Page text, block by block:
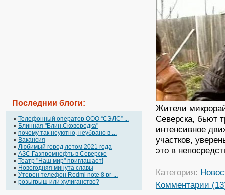
Последнии блоги:
» Телефонный оператор OOO “СЭЛС” ...
» Блинная "Блин.Сковородка"
» почему так неуютно, неубрано в ...
» Вакансия
» Любимый город летом 2021 года
» АЗС Газпромнефть в Северске
» Театр "Наш мир" приглашает!
» Новогодняя минута славы
» Утерен телефон Redmi note 8 pr ...
» розыгрыш или хулиганство?
Жители
Северска, бьют
интенсивное
участков,
это в
Категория:
Комментарии